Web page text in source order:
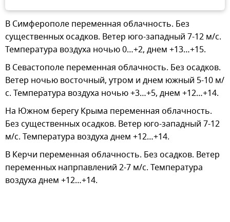
В Симферополе переменная облачность. Без
существенных осадков. Ветер юго-западный 7-12 м/с.
Температура воздуха ночью 0…+2, днем +13…+15.
В Севастополе переменная облачность. Без осадков.
Ветер ночью восточный, утром и днем южный 5-10 м/
с. Температура воздуха ночью +3…+5, днем +12…+14.
На Южном берегу Крыма переменная облачность.
Без существенных осадков. Ветер юго-западный 7-12
м/с. Температура воздуха днем +12…+14.
В Керчи переменная облачность. Без осадков. Ветер
переменных напрпавлений 2-7 м/с. Температура
воздуха днем +12…+14.